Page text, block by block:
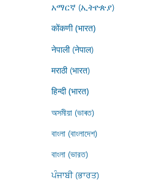
አማርኛ (ኢትዮጵያ)
कोंकणी (भारत)
नेपाली (नेपाल)
मराठी (भारत)
हिन्दी (भारत)
অসমীয়া (ভাৰত)
বাংলা (বাংলাদেশ)
বাংলা (ভারত)
ਪੰਜਾਬੀ (ਭਾਰਤ)